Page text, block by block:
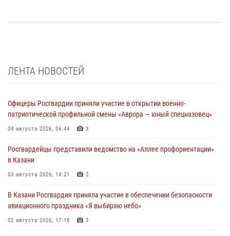
ЛЕНТА НОВОСТЕЙ
Офицеры Росгвардии приняли участие в открытии военно-
патриотической профильной смены «Аврора — юный спецназовец»
04 августа 2026, 06:44 3
Росгвардейцы представили ведомство на «Аллее профориентации»
в Казани
03 августа 2026, 14:21 2
В Казани Росгвардия приняла участие в обеспечении безопасности
авиационного праздника «Я выбираю небо»
02 августа 2026, 17:18 3